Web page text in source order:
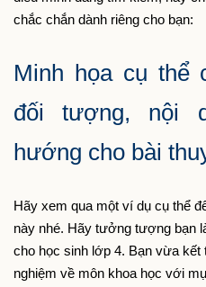
chắc chắn dành riêng cho bạn:
Minh họa cụ thể
đối tượng, nội
hướng cho bài
Hãy xem qua một ví dụ cụ thể
này nhé. Hãy tưởng tượng bạn
cho học sinh lớp 4. Bạn vừa kết
nghiệm về môn khoa học với